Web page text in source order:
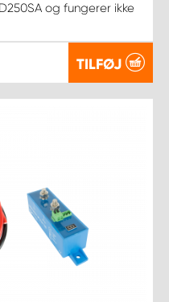
og fungerer ikke
TILFØJ